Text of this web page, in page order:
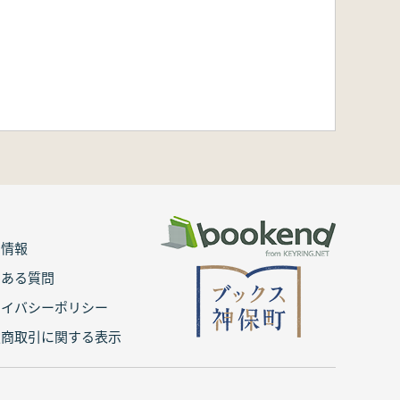
報
る質問
バシーポリシー
取引に関する表示